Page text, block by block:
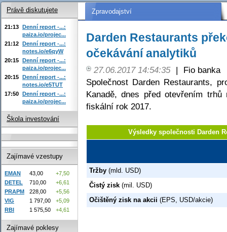
Zpravodajství
Darden Restaurants
očekávání analytiků
27.06.2017 14:54:35 |
Fio banka
Společnost Darden Restaurants,
Kanadě, dnes před otevřením
fiskální rok 2017.
Výsledky společnosti Darden
Tržby (mld. USD)
Čistý zisk (mil. USD)
Očištěný zisk na akcii (EPS, USD/akcie)
Právě diskutujete
21:13 Denní report -...:
paiza.io/projec...
21:12 Denní report -...:
notes.io/e6qyW
20:15 Denní report -...:
paiza.io/projec...
20:15 Denní report -...:
notes.io/e5TUT
17:50 Denní report -...:
paiza.io/projec...
Škola investování
Zajímavé vzestupy
EMAN 43,00
+7,50
DETEL
710,00
+6,61
PRAPM
228,00
+5,56
VIG
1 797,00
+5,09
RBI
1 575,50 +4,61
Zajímavé poklesy